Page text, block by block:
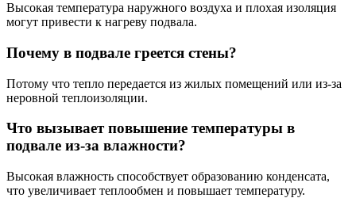
Высокая температура наружного воздуха и плохая изоляция
могут привести к нагреву подвала.
Почему в подвале греется стены?
Потому что тепло передается из жилых помещений или из-за
неровной теплоизоляции.
Что вызывает повышение температуры в
подвале из-за влажности?
Высокая влажность способствует образованию конденсата,
что увеличивает теплообмен и повышает температуру.